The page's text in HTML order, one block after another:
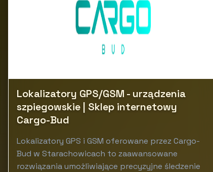
Lokalizatory GPS/GSM - urządzenia
szpiegowskie | Sklep internetowy
Cargo-Bud
Lokalizatory GPS i GSM oferowane przez Cargo-
Bud w Starachowicach to zaawansowane
rozwiązania umożliwiające precyzyjne śledzenie